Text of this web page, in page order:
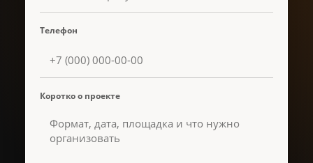
Телефон
Коротко о проекте